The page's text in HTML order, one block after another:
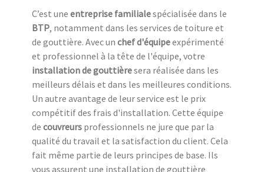
C’est une entreprise familialespécialisée dans le
BTP, notamment dans les services de toiture et
de gouttière. Avec un chef d'équipeexpérimenté
et professionnel à la tête de l'équipe, votre
installation de gouttièresera réalisée dans les
meilleurs délais et dans les meilleures conditions.
Un autre avantage de leur service est le prix
compétitif des frais d'installation. Cette équipe
de couvreurs professionnels ne jure que par la
qualité du travail et la satisfaction du client. Cela
fait même partie de leurs principes de base. Ils
vous assurent une installation de gouttière